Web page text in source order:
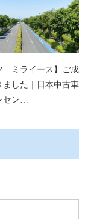
ミライース】ご成
ました｜日本中古車
セン…